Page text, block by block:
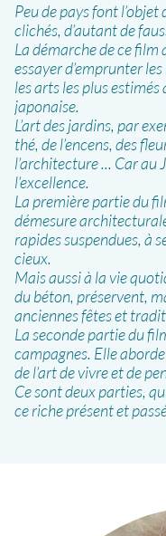
Peu de pays font l’objet
clichés, d’autant de
La démarche de ce film
essayer d’emprunter les
les arts les plus estimés
japonaise.
L’art des jardins, par
thé, de l’encens, des
l’architecture ... Car au
l’excellence.
La première partie du
démesure
rapides suspendues, à
cieux.
Mais aussi à la vie
du béton, préservent,
anciennes fêtes et
La seconde partie du
campagnes. Elle
de l’art de vivre et de
Ce sont deux parties,
ce riche présent et